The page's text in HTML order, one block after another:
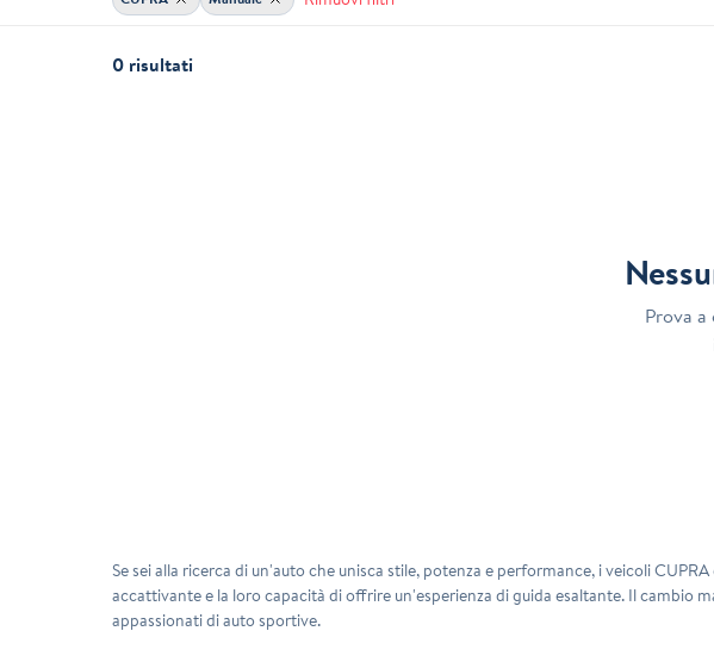
0 risultati
Prova
Se sei alla ricerca di un'auto che unisca stile, potenza e performance, i veicoli
accattivante e la loro capacità di offrire un'esperienza di guida esaltante. Il cambio
appassionati di auto sportive.